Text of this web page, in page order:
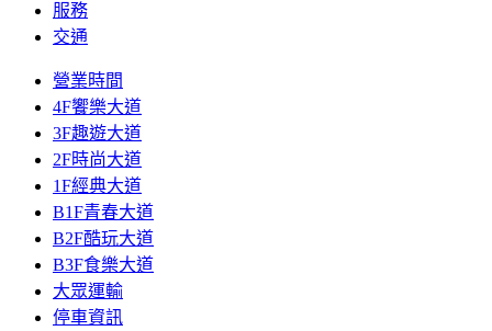
服務
交通
營業時間
4F饗樂大道
3F趣遊大道
2F時尚大道
1F經典大道
B1F青春大道
B2F酷玩大道
B3F食樂大道
大眾運輸
停車資訊